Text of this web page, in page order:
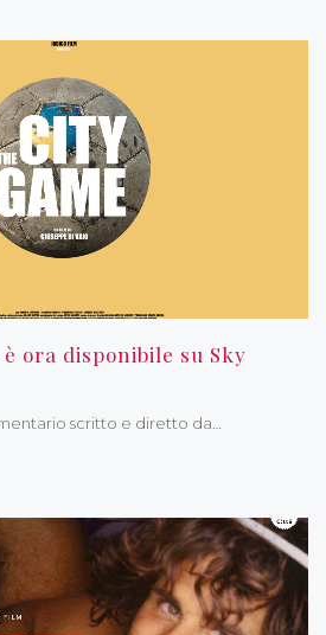
è ora disponibile su Sky
scritto e diretto da…